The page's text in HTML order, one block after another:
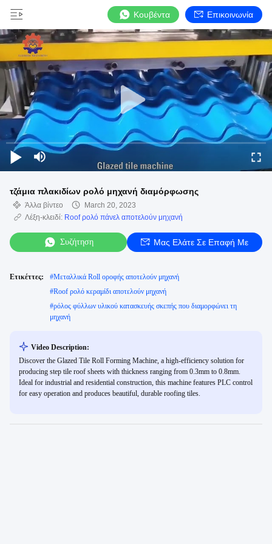
Κουβέντα Επικοινωνία
τζάμια πλακιδίων ρολό μηχανή διαμόρφωσης
Άλλα βίντεο
March 20, 2023
Λέξη-κλειδί: Roof ρολό πάνελ αποτελούν μηχανή
Συζήτηση Μας Ελάτε Σε Επαφή Με
Ετικέττες: #Μεταλλικά Roll οροφής αποτελούν μηχανή
#Roof ρολό κεραμίδι αποτελούν μηχανή
#ρόλος φύλλων υλικού κατασκευής σκεπής που διαμορφώνει τη
μηχανή
Video Description:
Discover the Glazed Tile Roll Forming Machine, a high-efficiency solution for
producing step tile roof sheets with thickness ranging from 0.3mm to 0.8mm.
Ideal for industrial and residential construction, this machine features PLC control
for easy operation and produces beautiful, durable roofing tiles.